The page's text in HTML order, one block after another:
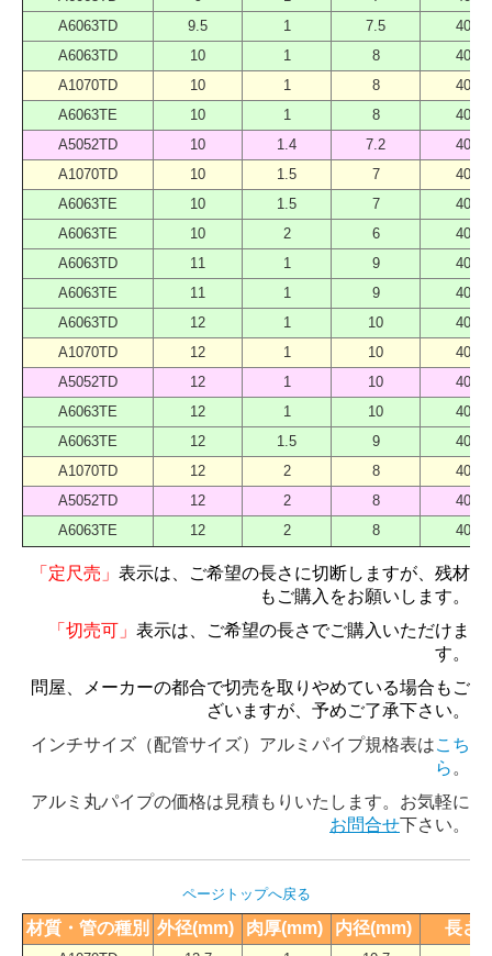
A6063TD
9.5 1 7.5
4000
A6063TD
10 1 8
4000
A1070TD
10 1 8
4000
A6063TE
10 1 8
4000
A5052TD
10 1.4 7.2
4000
A1070TD
10 1.5 7
4000
A6063TE
10 1.5 7
4000
A6063TE
10 2 6
4000
A6063TD
11 1 9
4000
A6063TE
11 1 9
4000
A6063TD
12 1 10
4000
A1070TD
12 1 10
4000
A5052TD
12 1 10
4000
A6063TE
12 1 10
4000
A6063TE
12 1.5 9
4000
A1070TD
12 2 8
4000
A5052TD
12 2 8
4000
A6063TE
12 2 8 4000
「定尺売」 表示は、ご希望の長さに切断しますが、残材
もご購入をお願いします。
「切売可」 表示は、ご希望の長さでご購入いただけま
す。
問屋、メーカーの都合で切売を取りやめている場合もご
ざいますが、予めご了承下さい。
インチサイズ（配管サイズ）アルミパイプ規格表はこち
ら 。
アルミ丸パイプの価格は見積もりいたします。お気軽に
お問合せ下さい。
ページトップへ戻る
材質・管の種別 外径(mm) 肉厚(mm) 内径(mm) 長さ